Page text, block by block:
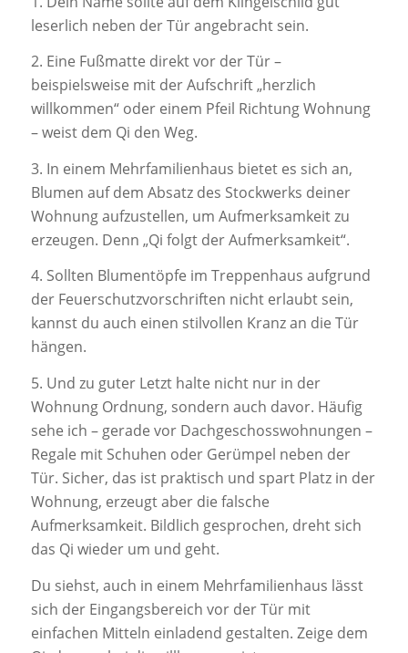
leserlich neben der Tür angebracht sein.
2. Eine Fußmatte direkt vor der Tür –
beispielsweise mit der Aufschrift „herzlich
willkommen“ oder einem Pfeil Richtung Wohnung
– weist dem Qi den Weg.
3. In einem Mehrfamilienhaus bietet es sich an,
Blumen auf dem Absatz des Stockwerks deiner
Wohnung aufzustellen, um Aufmerksamkeit zu
erzeugen. Denn „Qi folgt der Aufmerksamkeit“.
4. Sollten Blumentöpfe im Treppenhaus aufgrund
der Feuerschutzvorschriften nicht erlaubt sein,
kannst du auch einen stilvollen Kranz an die Tür
hängen.
5. Und zu guter Letzt halte nicht nur in der
Wohnung Ordnung, sondern auch davor. Häufig
sehe ich – gerade vor Dachgeschosswohnungen –
Regale mit Schuhen oder Gerümpel neben der
Tür. Sicher, das ist praktisch und spart Platz in der
Wohnung, erzeugt aber die falsche
Aufmerksamkeit. Bildlich gesprochen, dreht sich
das Qi wieder um und geht.
Du siehst, auch in einem Mehrfamilienhaus lässt
sich der Eingangsbereich vor der Tür mit
einfachen Mitteln einladend gestalten. Zeige dem